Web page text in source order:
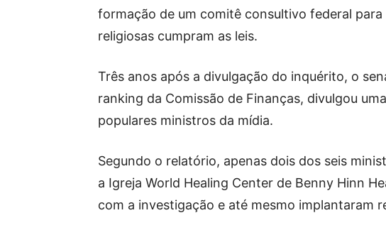
formação de um comitê consultivo federal
religiosas cumpram as leis.
Três anos após a divulgação do inquérito, o
ranking da Comissão de Finanças, divulgou
populares ministros da mídia.
Segundo o relatório, apenas dois dos seis
a Igreja World Healing Center de Benny Hinn
com a investigação e até mesmo implantaram